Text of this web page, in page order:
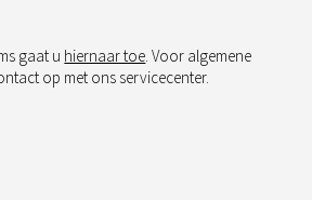
gaat u hiernaar toe. Voor algemene
op met ons servicecenter.